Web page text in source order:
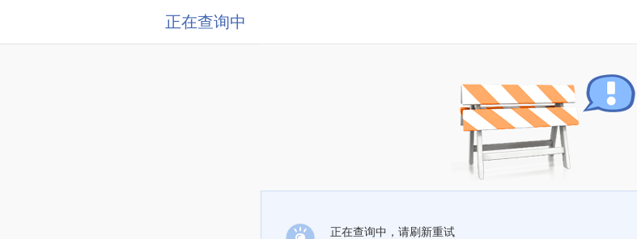
正在查询中
正在查询中，请刷新重试